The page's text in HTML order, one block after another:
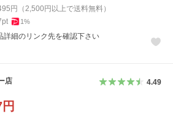
円 （ 2,500円以上で送料無料）
pt 1%
詳細のリンク先を確認下さい
店 4.49
円